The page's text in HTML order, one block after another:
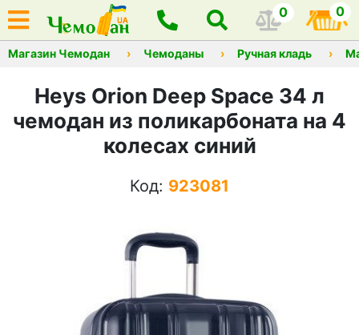
0 0
Магазин Чемодан Чемоданы Ручная кладь
Heys Orion Deep Space 34 л
чемодан из поликарбоната на 4
колесах синий
Код: 923081